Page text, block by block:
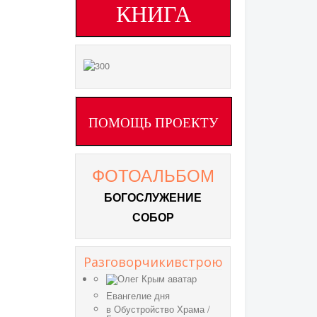
КНИГА
ПОМОЩЬ ПРОЕКТУ
ФОТОАЛЬБОМ
БОГОСЛУЖЕНИЕ
СОБОР
Разговорчикивстрою
Евангелие дня
в Обустройство Храма /